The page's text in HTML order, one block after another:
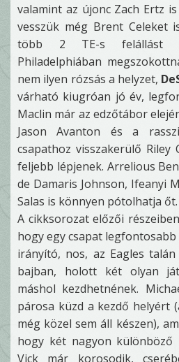
valamint az újonc Zach Ertz
vesszük még Brent Celeket
több 2 TE-s felállást
Philadelphiában
nem ilyen rózsás a helyzet,
várható kiugróan jó év,
Maclin már az edzőtábor
Jason Avanton és a
csapathoz visszakerülő
feljebb lépjenek. Arrelious
de Damaris Johnson, Ifeanyi
Salas is könnyen pótolhatja őt.
A cikksorozat előzői
hogy egy csapat
irányító, nos, az Eagles
bajban, holott két olyan
máshol kezdhetnének.
párosa küzd a kezdő helyért
még közel sem áll készen),
hogy két nagyon különböző
Vick már korosodik,